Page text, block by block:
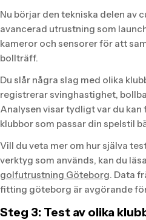
Nu börjar den tekniska delen av
avancerad utrustning som
kameror och sensorer för att
bollträff.
Du slår några slag med olika
registrerar svinghastighet,
Analysen visar tydligt var du
klubbor som passar din spelstil
Vill du veta mer om hur själva
verktyg som används, kan du
golfutrustning Göteborg. Data
fitting göteborg är avgörande
Steg 3: Test av olika